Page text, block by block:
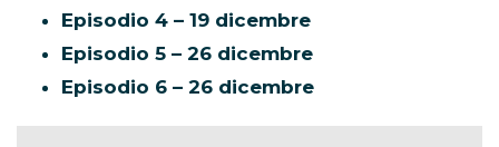
Episodio 4 – 19 dicembre
Episodio 5 – 26 dicembre
Episodio 6 – 26 dicembre